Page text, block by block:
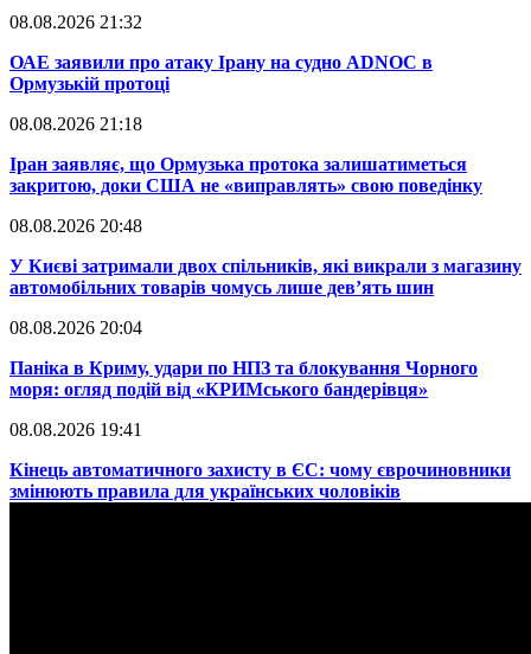
08.08.2026 21:32
​ОАЕ заявили про атаку Ірану на судно ADNOC в
Ормузькій протоці
08.08.2026 21:18
​Іран заявляє, що Ормузька протока залишатиметься
закритою, доки США не «виправлять» свою поведінку
08.08.2026 20:48
​У Києві затримали двох спільників, які викрали з магазину
автомобільних товарів чомусь лише дев’ять шин
08.08.2026 20:04
Паніка в Криму, удари по НПЗ та блокування Чорного
моря: огляд подій від «КРИМського бандерівця»
08.08.2026 19:41
​Кінець автоматичного захисту в ЄС: чому єврочиновники
змінюють правила для українських чоловіків